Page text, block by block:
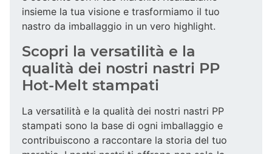
insieme la tua visione e trasformiamo il tuo
nastro da imballaggio in un vero highlight.
Scopri la versatilità e la
qualità dei nostri nastri PP
Hot-Melt stampati
La versatilità e la qualità dei nostri nastri PP
stampati sono la base di ogni imballaggio e
contribuiscono a raccontare la storia del tuo